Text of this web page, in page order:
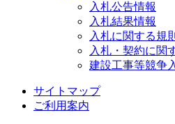
入札公告情報
入札結果情報
入札に関する規
入札・契約に関
建設工事等競争
サイトマップ
ご利用案内